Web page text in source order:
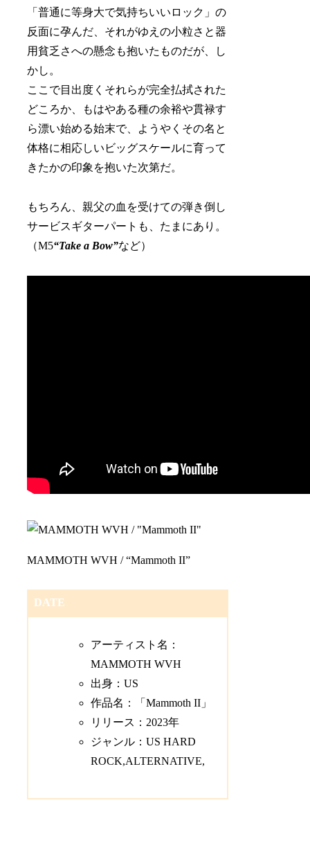
「普通に等身大で気持ちいいロック」の
反面に孕んだ、それがゆえの小粒さと器
用貧乏さへの懸念も抱いたものだが、し
かし。
ここで目出度くそれらが完全払拭された
どころか、もはやある種の余裕や貫禄す
ら漂い始める始末で、ようやくその名と
体格に相応しいビッグスケールに育って
きたかの印象を抱いた次第だ。
もちろん、親父の血を受けての弾き倒し
サービスギターパートも、たまにあり。
（M5“Take a Bow”など）
MAMMOTH WVH / “Mammoth II”
DATE
アーティスト名：
MAMMOTH WVH
出身：US
作品名：「Mammoth II」
リリース：2023年
ジャンル：US HARD
ROCK,ALTERNATIVE,